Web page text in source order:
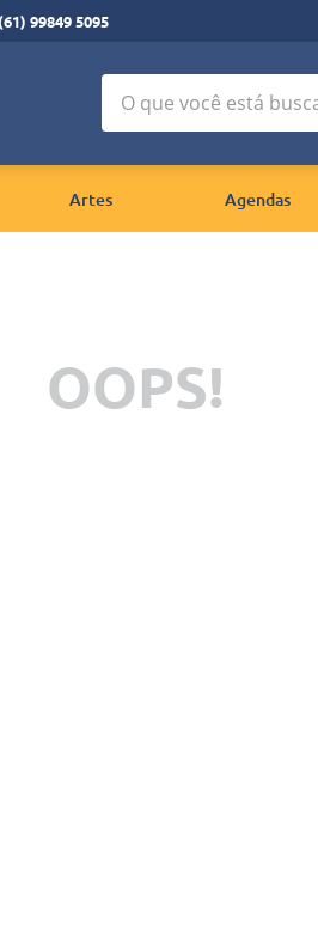
(61) 99849 5095
O que você está buscando?
Artes Agendas
OOPS!